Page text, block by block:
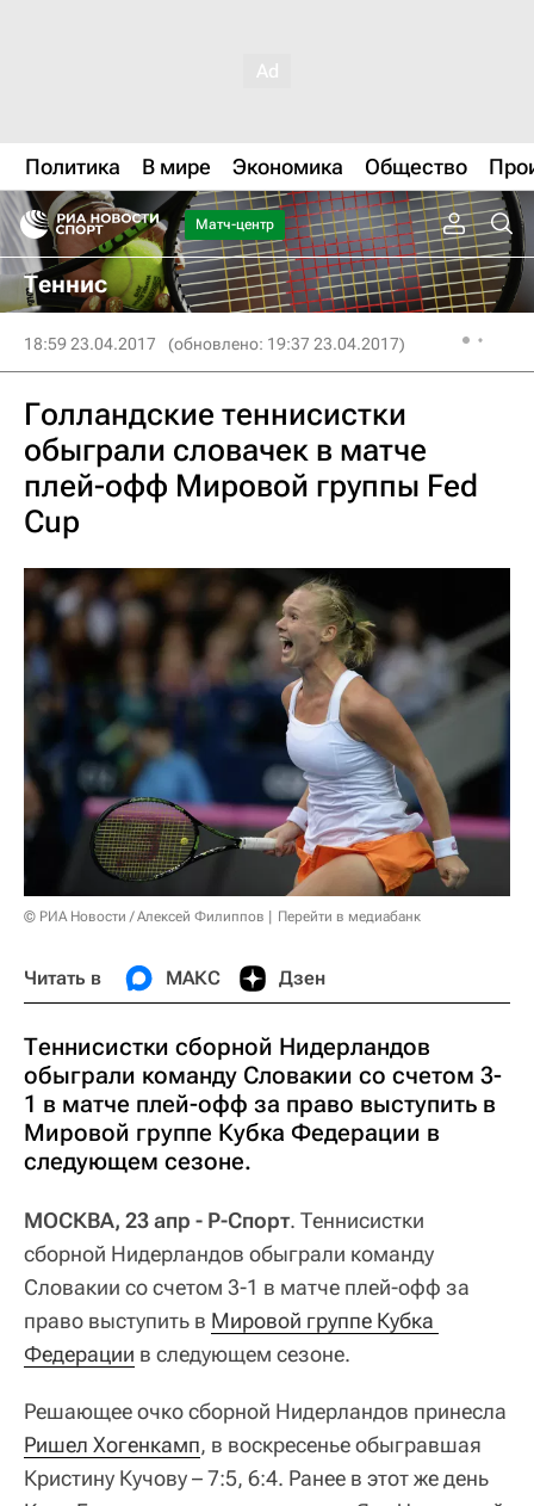
Политика В мире Экономика Общество
Матч-центр
Теннис
18:59 23.04.2017 (обновлено: 19:37 23.04.2017)
Голландские теннисистки
обыграли словачек в матче
плей-офф Мировой группы Fed
Cup
© РИА Новости / Алексей Филиппов Перейти в медиабанк
Читать в МАКС Дзен
Теннисистки сборной Нидерландов
обыграли команду Словакии со счетом 3-
1 в матче плей-офф за право выступить в
Мировой группе Кубка Федерации в
следующем сезоне.
МОСКВА, 23 апр - Р-Спорт. Теннисистки
сборной Нидерландов обыграли команду
Словакии со счетом 3-1 в матче плей-офф за
право выступить в Мировой группе Кубка
Федерации в следующем сезоне.
Решающее очко сборной Нидерландов принесла
Ришел Хогенкамп, в воскресенье обыгравшая
Кристину Кучову – 7:5, 6:4. Ранее в этот же день